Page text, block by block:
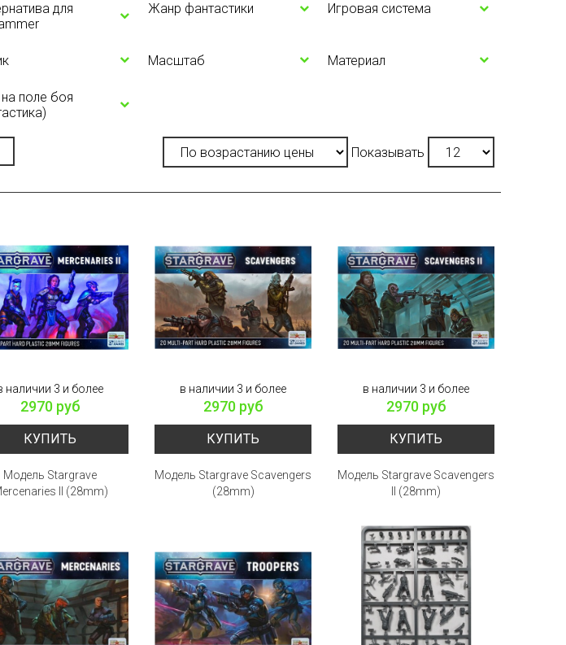
для
Жанр фантастики Игровая система
Масштаб Материал
поле боя
Показывать
наличии 3 и более
2970 руб
КУПИТЬ
Модель Stargrave
II (28mm)
в наличии 3 и более
2970 руб
КУПИТЬ
Модель Stargrave Scavengers
(28mm)
в наличии 3 и более
2970 руб
КУПИТЬ
Модель Stargrave Scavengers
II (28mm)